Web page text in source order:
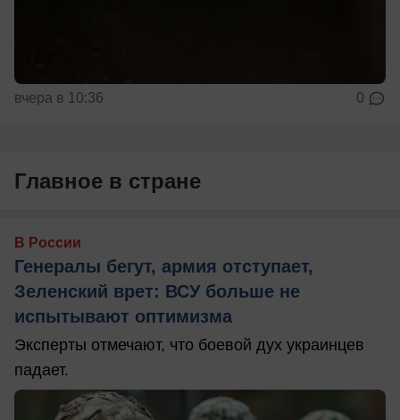
вчера в 10:36 0
Главное в стране
В России
Генералы бегут, армия отступает,
Зеленский врет: ВСУ больше не
испытывают оптимизма
Эксперты отмечают, что боевой дух украинцев
падает.